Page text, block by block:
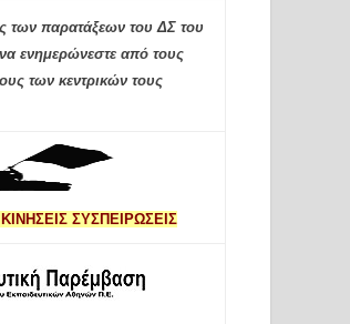
των παρατάξεων του ΔΣ του
ενημερώνεστε από τους
των κεντρικών τους
ΣΥΣΠΕΙΡΩΣΕΙΣ